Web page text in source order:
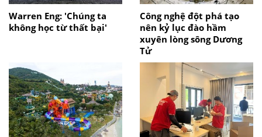
Warren Eng: 'Chúng ta
không học từ thất bại'
Công nghệ đột phá tạo
nên kỷ lục đào hầm
xuyên lòng sông Dương
Tử